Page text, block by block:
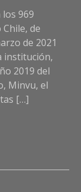
969
de
de 2021
institución,
2019 del
Minvu, el
[…]